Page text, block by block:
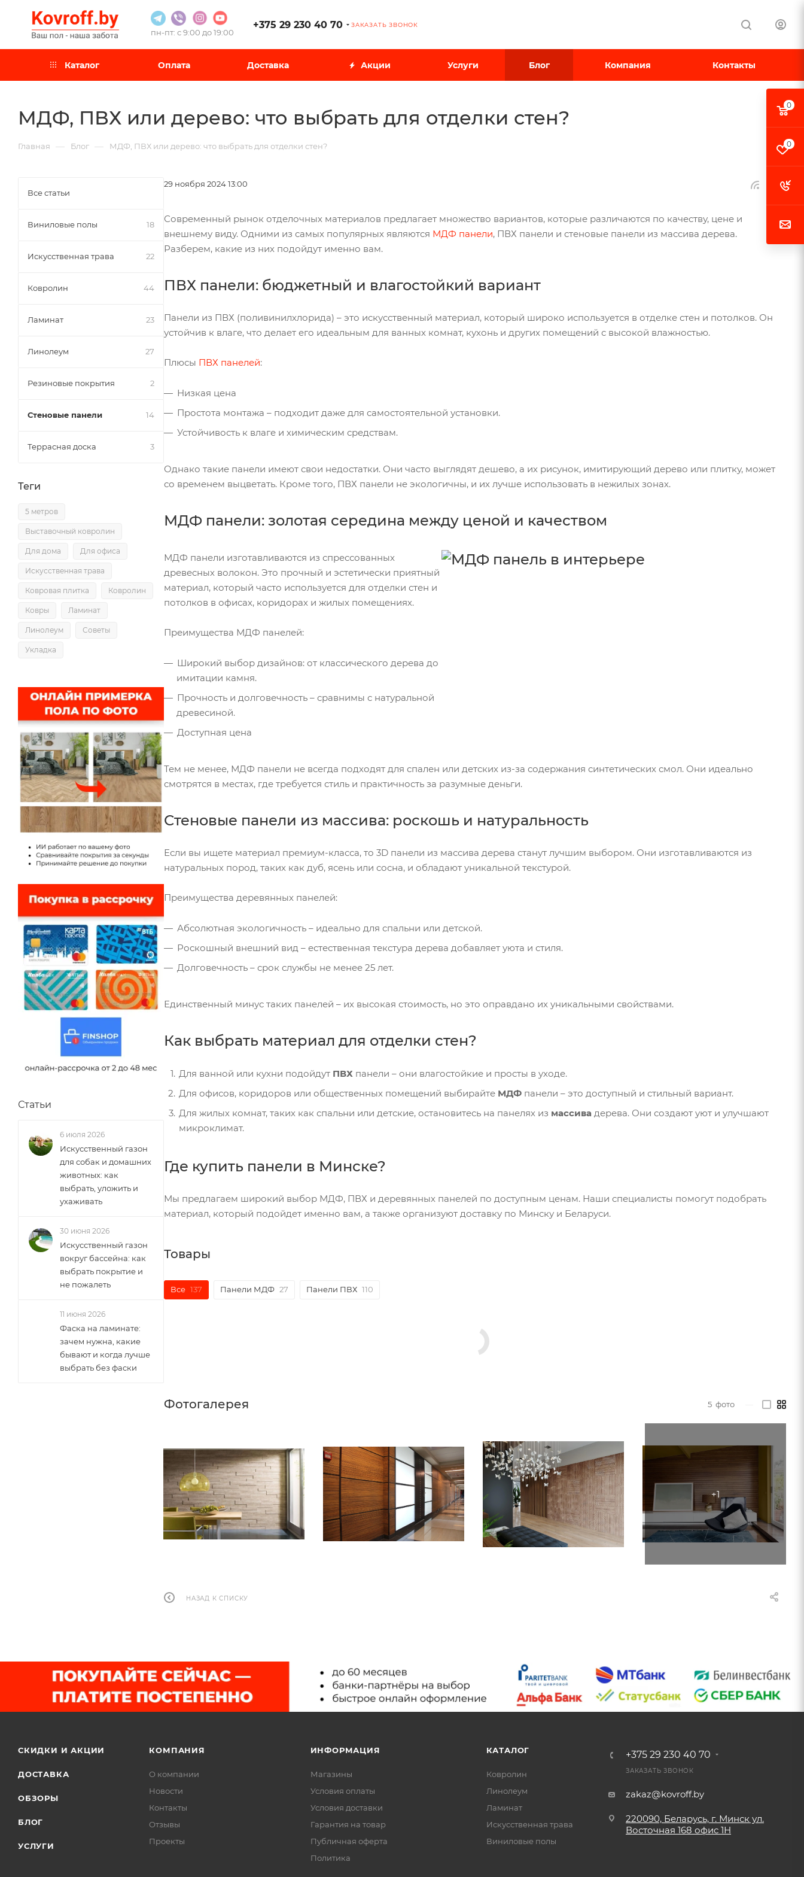
пн-пт: с 9:00 до 19:00
+375 29 230 40 70 ЗАКАЗАТЬ ЗВОНОК
Каталог Оплата Доставка Акции Услуги Блог Компания Контакты
МДФ, ПВХ или дерево: что выбрать для отделки стен?
Главная — Блог — МДФ, ПВХ или дерево: что выбрать для отделки стен?
29 ноября 2024 13:00
Современный рынок отделочных материалов предлагает множество вариантов, которые различаются по качеству, цене и
внешнему виду. Одними из самых популярных являются МДФ панели, ПВХ панели и стеновые панели из массива дерева.
Разберем, какие из них подойдут именно вам.
ПВХ панели: бюджетный и влагостойкий вариант
Панели из ПВХ (поливинилхлорида) – это искусственный материал, который широко используется в отделке стен и потолков. Он
устойчив к влаге, что делает его идеальным для ванных комнат, кухонь и других помещений с высокой влажностью.
Плюсы ПВХ панелей:
Низкая цена
Простота монтажа – подходит даже для самостоятельной установки.
Устойчивость к влаге и химическим средствам.
Однако такие панели имеют свои недостатки. Они часто выглядят дешево, а их рисунок, имитирующий дерево или плитку, может
со временем выцветать. Кроме того, ПВХ панели не экологичны, и их лучше использовать в нежилых зонах.
МДФ панели: золотая середина между ценой и качеством
МДФ панели изготавливаются из спрессованных
древесных волокон. Это прочный и эстетически приятный
материал, который часто используется для отделки стен и
потолков в офисах, коридорах и жилых помещениях.
Преимущества МДФ панелей:
Широкий выбор дизайнов: от классического дерева до
имитации камня.
Прочность и долговечность – сравнимы с натуральной
древесиной.
Доступная цена
Тем не менее, МДФ панели не всегда подходят для спален или детских из-за содержания синтетических смол. Они идеально
смотрятся в местах, где требуется стиль и практичность за разумные деньги.
Стеновые панели из массива: роскошь и натуральность
Если вы ищете материал премиум-класса, то 3D панели из массива дерева станут лучшим выбором. Они изготавливаются из
натуральных пород, таких как дуб, ясень или сосна, и обладают уникальной текстурой.
Преимущества деревянных панелей:
Абсолютная экологичность – идеально для спальни или детской.
Роскошный внешний вид – естественная текстура дерева добавляет уюта и стиля.
Долговечность – срок службы не менее 25 лет.
Единственный минус таких панелей – их высокая стоимость, но это оправдано их уникальными свойствами.
Как выбрать материал для отделки стен?
Для ванной или кухни подойдут ПВХ панели – они влагостойкие и просты в уходе.
Для офисов, коридоров или общественных помещений выбирайте МДФ панели – это доступный и стильный вариант.
Для жилых комнат, таких как спальни или детские, остановитесь на панелях из массива дерева. Они создают уют и улучшают
микроклимат.
Где купить панели в Минске?
Мы предлагаем широкий выбор МДФ, ПВХ и деревянных панелей по доступным ценам. Наши специалисты помогут подобрать
материал, который подойдет именно вам, а также организуют доставку по Минску и Беларуси.
Товары
Все 137 Панели МДФ 27 Панели ПВХ 110
Фотогалерея 5 фото
НАЗАД К СПИСКУ
Все статьи
Виниловые полы 18
Искусственная трава 22
Ковролин 44
Ламинат 23
Линолеум 27
Резиновые покрытия 2
Стеновые панели 14
Террасная доска 3
Теги
5 метров
Выставочный ковролин
Для дома Для офиса
Искусственная трава
Ковровая плитка Ковролин
Ковры Ламинат
Линолеум Советы
Укладка
Статьи
6 июля 2026
Искусственный газон
для собак и домашних
животных: как
выбрать, уложить и
ухаживать
30 июня 2026
Искусственный газон
вокруг бассейна: как
выбрать покрытие и
не пожалеть
11 июня 2026
Фаска на ламинате:
зачем нужна, какие
бывают и когда лучше
выбрать без фаски
СКИДКИ И АКЦИИ
ДОСТАВКА
ОБЗОРЫ
БЛОГ
УСЛУГИ
КОМПАНИЯ
О компании
Новости
Контакты
Отзывы
Проекты
ИНФОРМАЦИЯ
Магазины
Условия оплаты
Условия доставки
Гарантия на товар
Публичная оферта
Политика
КАТАЛОГ
Ковролин
Линолеум
Ламинат
Искусственная трава
Виниловые полы
+375 29 230 40 70
ЗАКАЗАТЬ ЗВОНОК
zakaz@kovroff.by
220090, Беларусь, г. Минск ул.
Восточная 168 офис 1Н
0
0